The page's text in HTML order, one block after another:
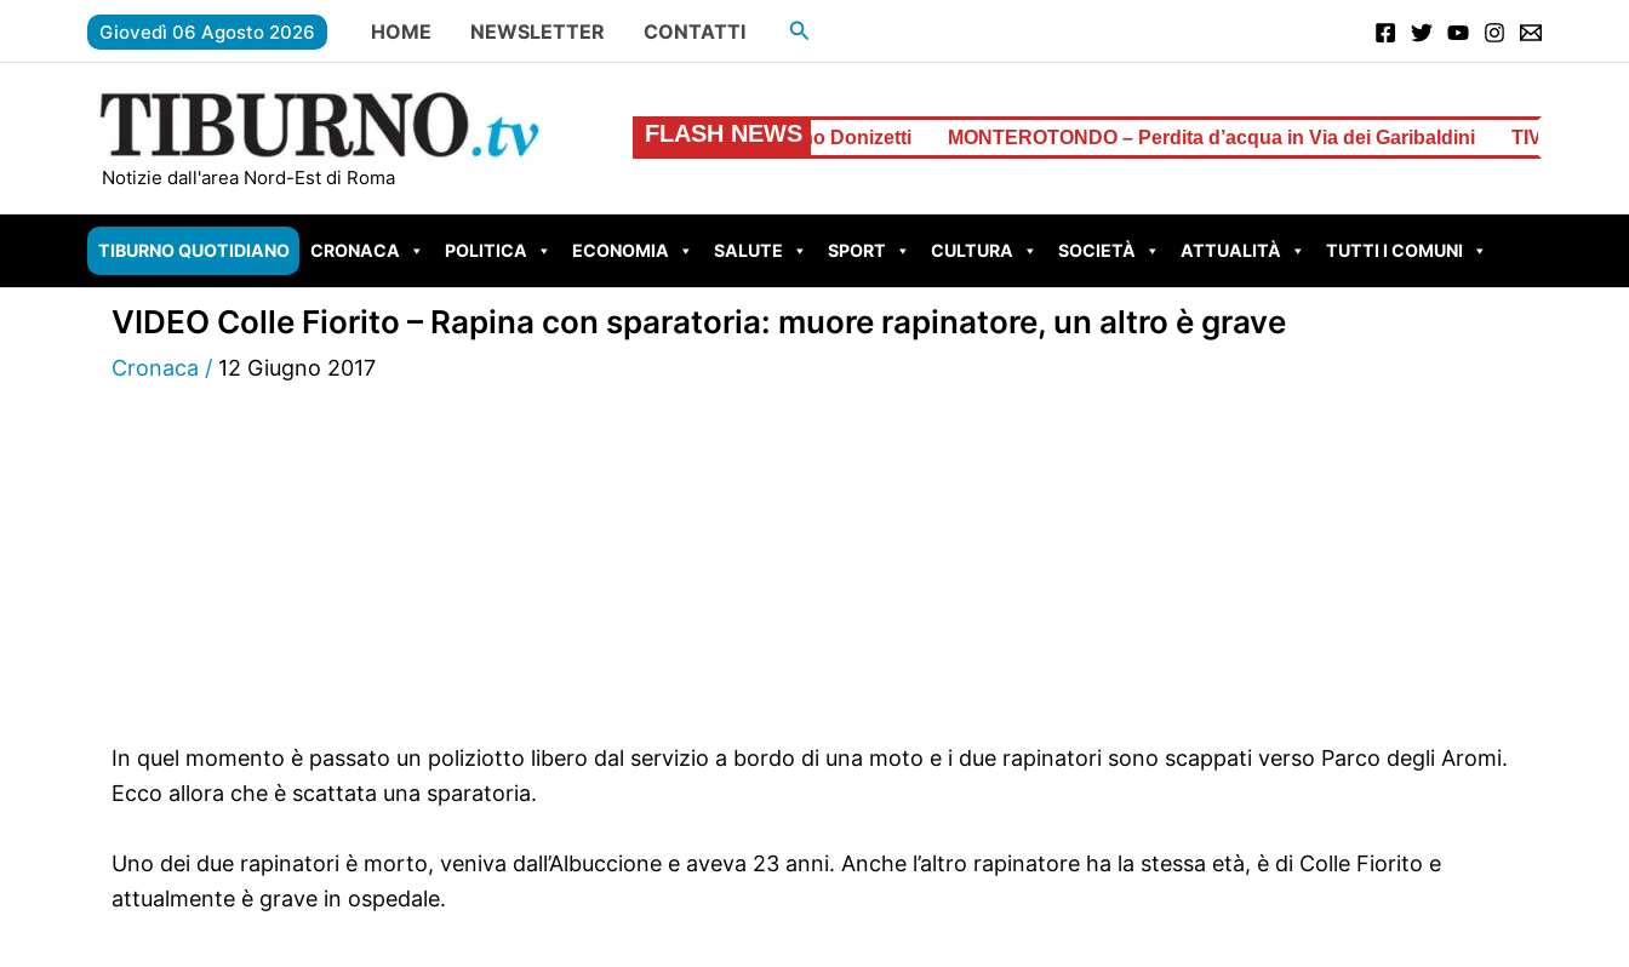
Giovedì 06 Agosto 2026 HOME NEWSLETTER CONTATTI Cerca
Notizie dall'area Nord-Est di Roma
FLASH NEWS
GUIDONIA BRUCIA ANCORA: nuovo incendio in Via Gaetano Donizetti MONTEROTONDO – Perdita d’acqua in Via dei Garibaldini TIVOLI – Il sindaco
TIBURNO QUOTIDIANO CRONACA POLITICA ECONOMIA SALUTE SPORT CULTURA SOCIETÀ ATTUALITÀ TUTTI I COMUNI
VIDEO Colle Fiorito – Rapina con sparatoria: muore rapinatore, un altro è grave
Cronaca / 12 Giugno 2017
In quel momento è passato un poliziotto libero dal servizio a bordo di una moto e i due rapinatori sono scappati verso Parco degli Aromi.
Ecco allora che è scattata una sparatoria.
Uno dei due rapinatori è morto, veniva dall’Albuccione e aveva 23 anni. Anche l’altro rapinatore ha la stessa età, è di Colle Fiorito e
attualmente è grave in ospedale.